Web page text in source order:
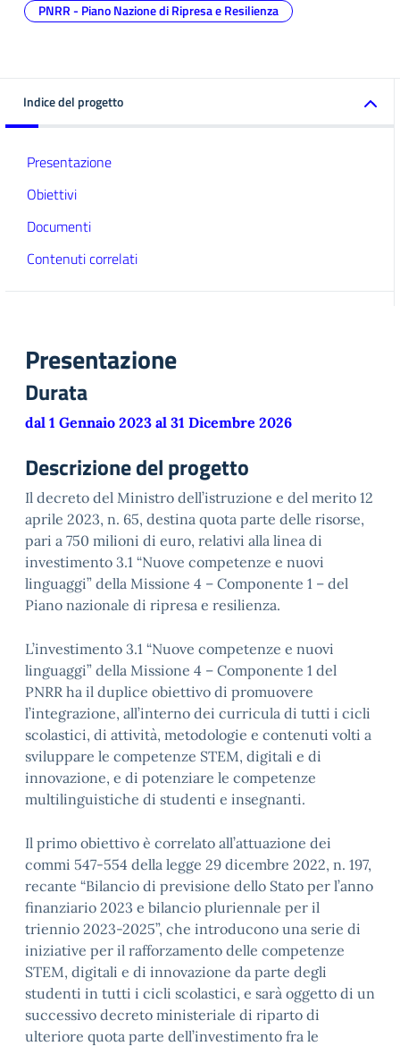
PNRR - Piano Nazione di Ripresa e Resilienza
Indice del progetto
Presentazione
Obiettivi
Documenti
Contenuti correlati
Presentazione
Durata
dal 1 Gennaio 2023 al 31 Dicembre 2026
Descrizione del progetto
Il decreto del Ministro dell’istruzione e del merito 12
aprile 2023, n. 65, destina quota parte delle risorse,
pari a 750 milioni di euro, relativi alla linea di
investimento 3.1 “Nuove competenze e nuovi
linguaggi” della Missione 4 – Componente 1 – del
Piano nazionale di ripresa e resilienza.
L’investimento 3.1 “Nuove competenze e nuovi
linguaggi” della Missione 4 – Componente 1 del
PNRR ha il duplice obiettivo di promuovere
l’integrazione, all’interno dei curricula di tutti i cicli
scolastici, di attività, metodologie e contenuti volti a
sviluppare le competenze STEM, digitali e di
innovazione, e di potenziare le competenze
multilinguistiche di studenti e insegnanti.
Il primo obiettivo è correlato all’attuazione dei
commi 547-554 della legge 29 dicembre 2022, n. 197,
recante “Bilancio di previsione dello Stato per l’anno
finanziario 2023 e bilancio pluriennale per il
triennio 2023-2025”, che introducono una serie di
iniziative per il rafforzamento delle competenze
STEM, digitali e di innovazione da parte degli
studenti in tutti i cicli scolastici, e sarà oggetto di un
successivo decreto ministeriale di riparto di
ulteriore quota parte dell’investimento fra le